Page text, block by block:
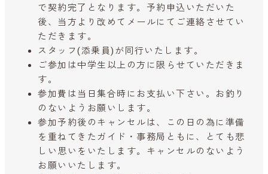
で契約完了となります。予約申込いただいた
後、当方より改めてメールにてご連絡させてい
ただきます。
スタッフ(添乗員)が同行いたします。
ご参加は中学生以上の方に限らせていただきま
す。
参加費は当日集合時にお支払い下さい。お釣り
のないようお願いします。
参加予約後のキャンセルは、この日の為に準備
を重ねてきたガイド・事務局ともに、とても悲
しい思いをいたします。キャンセルのないよう
お願いいたします。